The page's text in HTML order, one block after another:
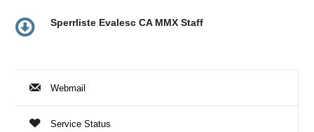
Sperrliste Evalesc CA MMX Staff
Webmail
Service Status